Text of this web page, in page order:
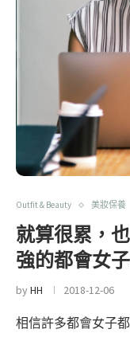
Outfit & Beauty 美妝保養
就算很累，
強的都會女
byHH 2018-12-06
相信許多都會女子